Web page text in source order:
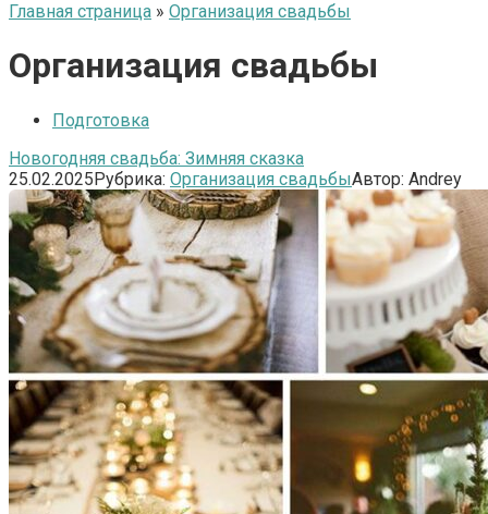
Главная страница » Организация свадьбы
Организация свадьбы
Подготовка
Новогодняя свадьба: Зимняя сказка
25.02.2025Рубрика: Организация свадьбыАвтор: Andrey